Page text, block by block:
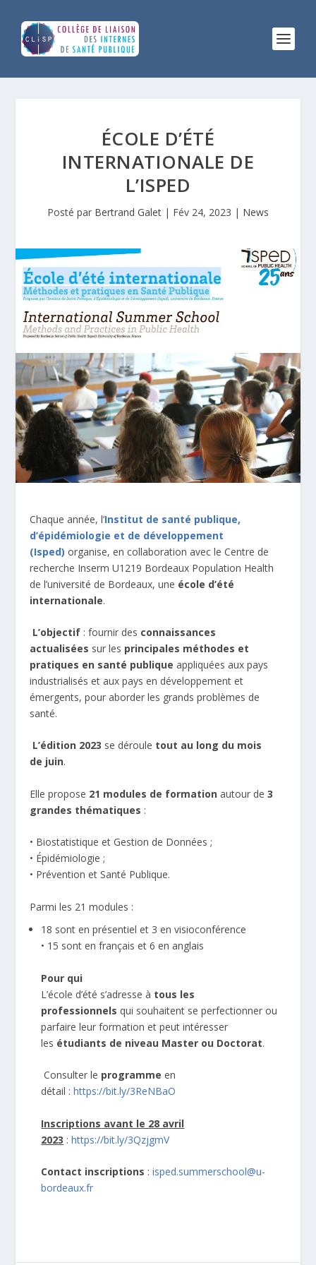
ÉCOLE D’ÉTÉ
INTERNATIONALE DE
L’ISPED
Posté par Bertrand Galet | Fév 24, 2023 | News
Chaque année, l’Institut de santé publique,
d’épidémiologie et de développement
(Isped) organise, en collaboration avec le Centre de
recherche Inserm U1219 Bordeaux Population Health
de l’université de Bordeaux, une école d’été
internationale.
L’objectif : fournir des connaissances
actualisées sur les principales méthodes et
pratiques en santé publique appliquées aux pays
industrialisés et aux pays en développement et
émergents, pour aborder les grands problèmes de
santé.
L’édition 2023 se déroule tout au long du mois
de juin.
Elle propose 21 modules de formation autour de3
grandes thématiques :
• Biostatistique et Gestion de Données ;
• Épidémiologie ;
• Prévention et Santé Publique.
Parmi les 21 modules :
18 sont en présentiel et 3 en visioconférence
• 15 sont en français et 6 en anglais
Pour qui
L’école d’été s’adresse à tous les
professionnels qui souhaitent se perfectionner ou
parfaire leur formation et peut intéresser
les étudiants de niveau Master ou Doctorat.
️ Consulter le programme en
détail :https://bit.ly/3ReNBaO
Inscriptions avant le 28 avril
2023 :https://bit.ly/3QzjgmV
Contact inscriptions :isped.summerschool@u-
bordeaux.fr